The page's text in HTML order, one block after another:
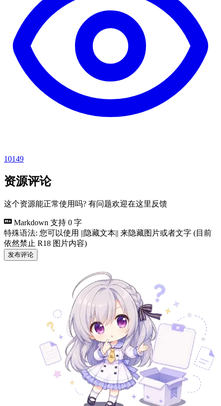
10149
资源评论
这个资源能正常使用吗? 有问题欢迎在这里反馈
Markdown 支持 0 字
特殊语法: 您可以使用 ||隐藏文本|| 来隐藏图片或者文字 (目前
依然禁止 R18 图片内容)
发布评论